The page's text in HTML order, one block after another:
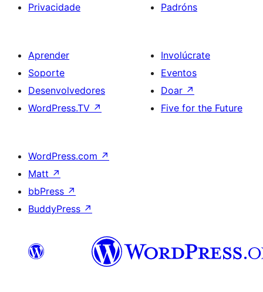
Privacidade
Padróns
Aprender
Soporte
Desenvolvedores
WordPress.TV ↗
Involúcrate
Eventos
Doar ↗
Five for the Future
WordPress.com ↗
Matt ↗
bbPress ↗
BuddyPress ↗